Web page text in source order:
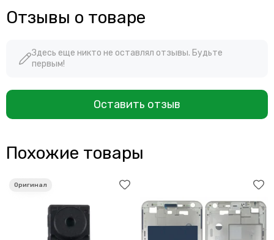
Отзывы о товаре
Здесь еще никто не оставлял отзывы. Будьте
первым!
Оставить отзыв
Похожие товары